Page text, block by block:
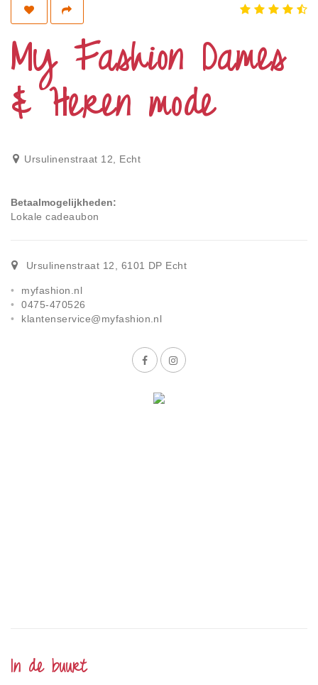
Privacy
Disclaimer
Inloggen
My Fashion Dames
& Heren mode
Ursulinenstraat 12, Echt
Betaalmogelijkheden
Lokale cadeaubon
Ursulinenstraat 12, 6101 DP Echt
myfashion.nl
0475-470526
klantenservice@myfashion.nl
In de buurt